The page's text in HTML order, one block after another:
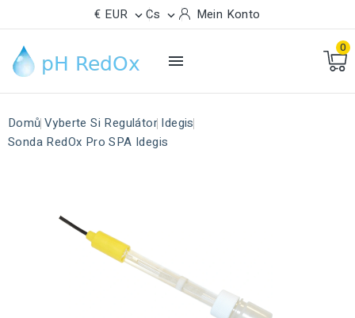
€ EUR  Cs  Mein Konto

0
Domů Vyberte Si Regulátor Idegis
Sonda RedOx Pro SPA Idegis